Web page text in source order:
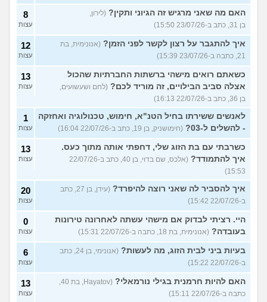
האם מה שאני מרגיש זה הגיוני ותקין? (לירון,
בן 31, כתב ב-23/07/26 15:50)
8
עצות
איך להתגבר על רצון לקשר לפני הזמן? (אנונימית, בת
21, כתבה ב-23/07/26 15:39)
12
עצות
כשאתם רואים מישהי ברשתות החברתיות שהכול
אצלה סביב הבילויים, זה מוריד לכם? (לחם ושעשועים,
בן 36, כתב ב-22/07/26 16:13)
13
עצות
לאנשים ששירתו בחיל הטנ"א, חימוש, טכנולוגיה ואחזקה
- להשלים ל-03?
(חימושניק, בן 19, כתב ב-22/07/26 16:04)
1
עצות
כשרבתי עם בת הזוג שלי, דחפתי אותה מתוך כעס.
איך להתמודד?
(אלכס, שם בדוי, בן 40, כתב ב-22/07/26
15:53)
13
עצות
איך להסביר לה שאני רוצה להיפרד?
(עידן, בן 27, כתב
ב-22/07/26 15:42)
20
עצות
היי. רציתי לבדוק אם מישהי עשתה לאחרונה טירונות
בעובדה? (אנונימית, בת 18, כתבה ב-22/07/26 15:31)
0
עצות
בעיות ביני לבית הזוג, מה לעשות?
(אנונימי, בן 24, כתב
ב-22/07/26 15:22)
6
עצות
האם להיות חרמנית בגילי נורמאלי?
כתבה ב-22/07/26 15:11)
13
עצות